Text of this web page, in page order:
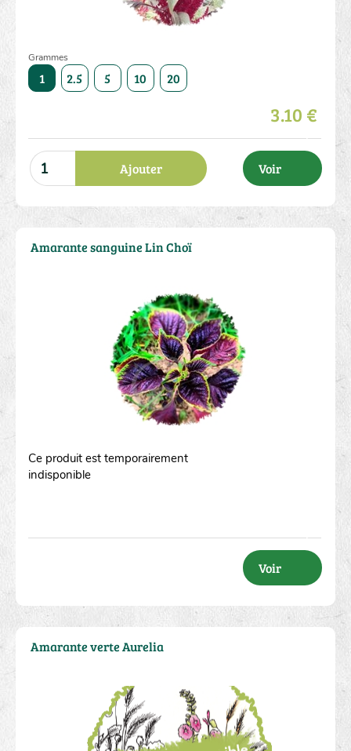
Grammes
1 2.5 5 10 20 10
3.10 €
Ajouter Voir
Ce produit est temporairement
indisponible
Voir
Amarante sanguine Lin Choï
Amarante verte Aurelia